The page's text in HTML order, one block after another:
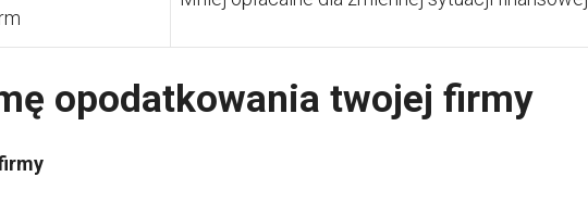
opodatkowania twojej firmy